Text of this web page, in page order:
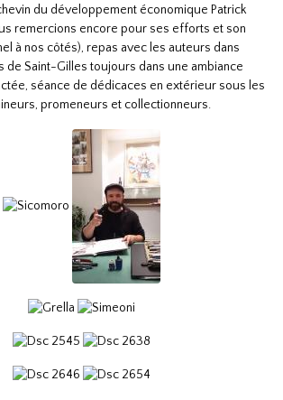
du développement économique Patrick
remercions encore pour ses efforts et son
à nos côtés), repas avec les auteurs dans
de Saint-Gilles toujours dans une ambiance
séance de dédicaces en extérieur sous les
promeneurs et collectionneurs.